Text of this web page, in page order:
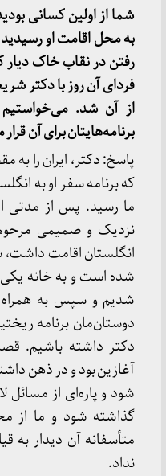
شما از اولین کسانی
به محل اقامت او
رفتن در نقاب خاک دیار
فردای آن روز با دکتر
از آن شد.
برنامه‌هایتان برای آن
پاسخ: دکتر، ایران را
که برنامه سفر او به
ما رسید. پس از مدتی
نزدیک و صمیمی
انگلستان اقامت داشت،
شده است و به خانه
شدیم و سپس به همراه
دوستان‌مان برنامه
دکتر داشته باشیم.
آغازین بود و در ذهن
شود و پاره‌ای از مسائل
گذاشته شود و ما از
متأسفانه آن دیدار
نداد.